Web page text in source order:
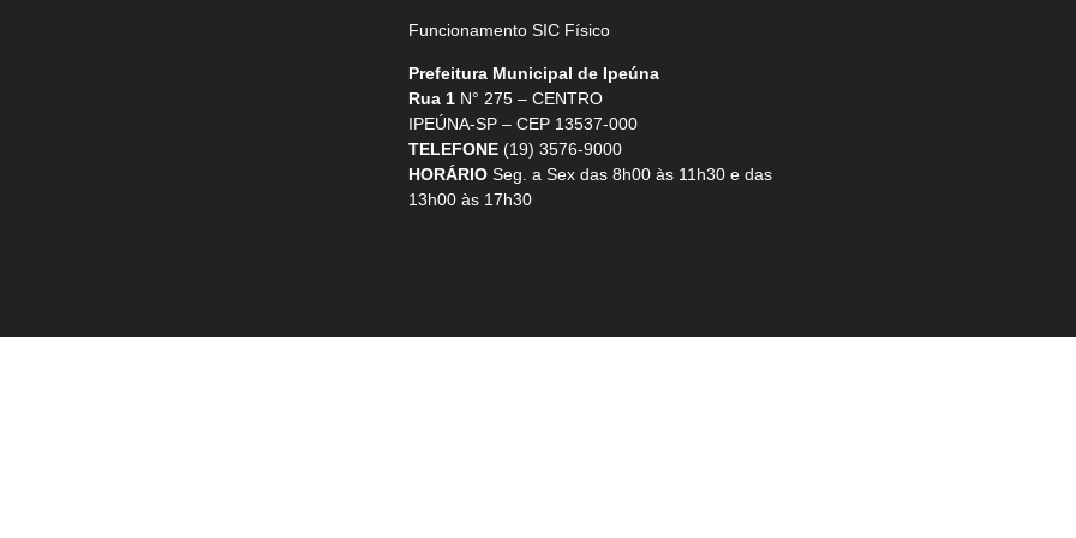
Funcionamento SIC Físico
Prefeitura Municipal de Ipeúna
Rua 1 N° 275 – CENTRO
IPEÚNA-SP – CEP 13537-000
TELEFONE (19) 3576-9000
HORÁRIO Seg. a Sex das 8h00 às 11h30 e das
13h00 às 17h30